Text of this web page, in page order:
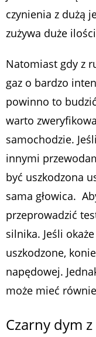
czynienia z dużą
zużywa duże
Natomiast gdy z
gaz o bardzo
powinno to
warto
samochodzie.
innymi
być uszkodzona
sama głowica.
przeprowadzić
silnika. Jeśli
uszkodzone,
napędowej.
może mieć równie
Czarny dym